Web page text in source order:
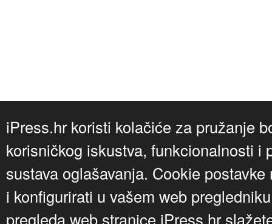
iPress.hr koristi kolačiće za pružanje
korisničkog iskustva, funkcionalnosti i
sustava oglašavanja. Cookie
i konfigurirati u vašem web
pregleda web stranice iPress.hr